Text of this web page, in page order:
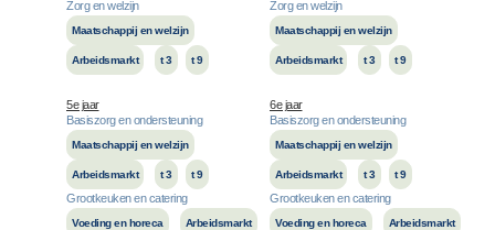
Zorg en welzijn
Maatschappij en welzijn
Arbeidsmarkt t 3 t 9
Zorg en welzijn
Maatschappij en welzijn
Arbeidsmarkt t 3 t 9
5e jaar
6e jaar
Basiszorg en ondersteuning
Maatschappij en welzijn
Arbeidsmarkt t 3 t 9
Grootkeuken en catering
Voeding en horeca Arbeidsmarkt
Basiszorg en ondersteuning
Maatschappij en welzijn
Arbeidsmarkt t 3 t 9
Grootkeuken en catering
Voeding en horeca Arbeidsmarkt